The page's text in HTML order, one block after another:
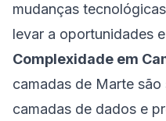
mudanças
levar a oportunidades
Complexidade em
camadas de Marte
camadas de dados e